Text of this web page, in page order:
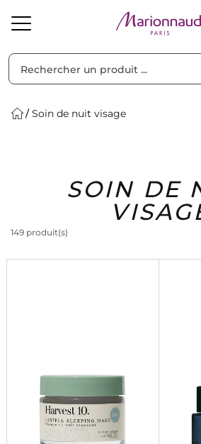
Solaire Homme Marques
Soin de nuit visage
SOIN DE
149 produit(s)